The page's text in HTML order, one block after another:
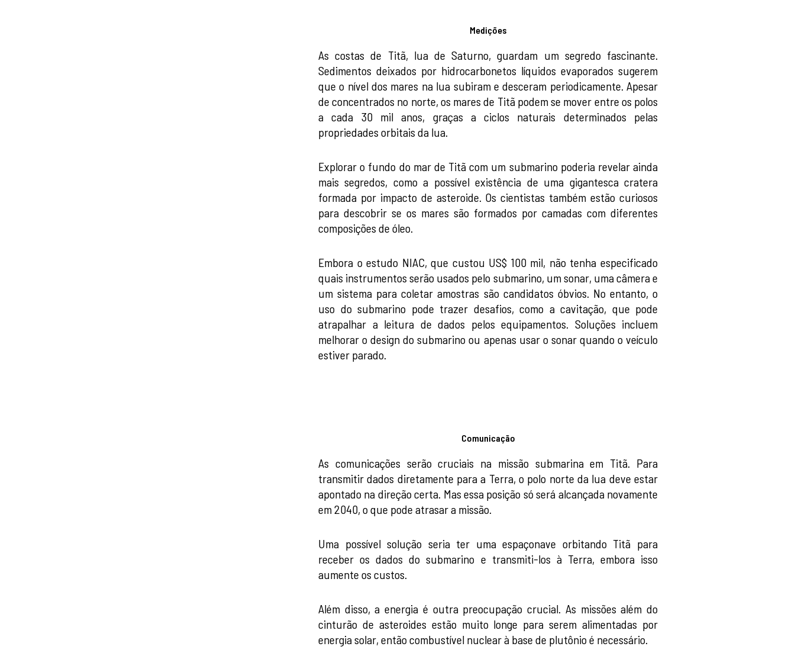
Medições
As costas de Titã, lua de Saturno, guardam um segredo fascinante.
Sedimentos deixados por hidrocarbonetos líquidos evaporados sugerem
que o nível dos mares na lua subiram e desceram periodicamente. Apesar
de concentrados no norte, os mares de Titã podem se mover entre os polos
a cada 30 mil anos, graças a ciclos naturais determinados pelas
propriedades orbitais da lua.
Explorar o fundo do mar de Titã com um submarino poderia revelar ainda
mais segredos, como a possível existência de uma gigantesca cratera
formada por impacto de asteroide. Os cientistas também estão curiosos
para descobrir se os mares são formados por camadas com diferentes
composições de óleo.
Embora o estudo NIAC, que custou US$ 100 mil, não tenha especificado
quais instrumentos serão usados pelo submarino, um sonar, uma câmera e
um sistema para coletar amostras são candidatos óbvios. No entanto, o
uso do submarino pode trazer desafios, como a cavitação, que pode
atrapalhar a leitura de dados pelos equipamentos. Soluções incluem
melhorar o design do submarino ou apenas usar o sonar quando o veículo
estiver parado.
Comunicação
As comunicações serão cruciais na missão submarina em Titã. Para
transmitir dados diretamente para a Terra, o polo norte da lua deve estar
apontado na direção certa. Mas essa posição só será alcançada novamente
em 2040, o que pode atrasar a missão.
Uma possível solução seria ter uma espaçonave orbitando Titã para
receber os dados do submarino e transmiti-los à Terra, embora isso
aumente os custos.
Além disso, a energia é outra preocupação crucial. As missões além do
cinturão de asteroides estão muito longe para serem alimentadas por
energia solar, então combustível nuclear à base de plutônio é necessário.